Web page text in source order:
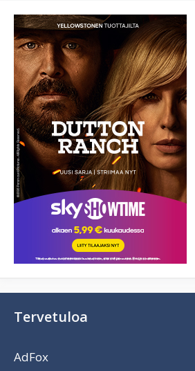
Tervetuloa
AdFox